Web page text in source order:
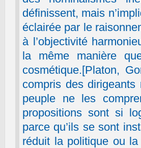
définissent, mais
éclairée par le
à l’objectivité
la même manière
cosmétique.[Platon,
compris des
peuple ne les
propositions sont si
parce qu’ils se sont
réduit la politique ou